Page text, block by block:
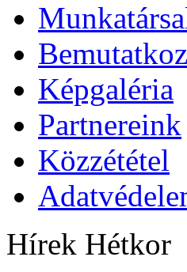
Képgaléria
Partnereink
Közzététel
Hírek Hétkor